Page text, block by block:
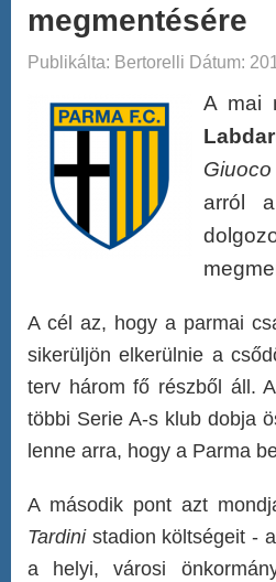
megmentésére
Publikálta: Bertorelli Dátum:
A mai
arról
A cél az, hogy a parmai
sikerüljön elkerülnie a
terv három fő részből áll.
többi Serie A-s klub dobja
lenne arra, hogy a Parma
A második pont azt
Tardinistadion költségeit -
a helyi, városi